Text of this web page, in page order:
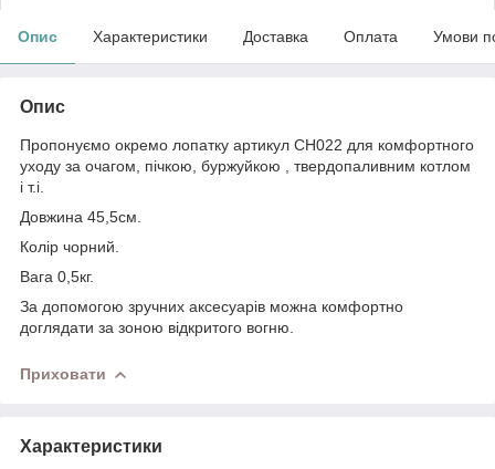
Опис Характеристики Доставка Оплата Умови
Опис
Пропонуємо окремо лопатку артикул СН022 для комфортного
уходу за очагом, пічкою, буржуйкою , твердопаливним котлом
і т.і.
Довжина 45,5см.
Колір чорний.
Вага 0,5кг.
За допомогою зручних аксесуарів можна комфортно
доглядати за зоною відкритого вогню.
Приховати
Характеристики